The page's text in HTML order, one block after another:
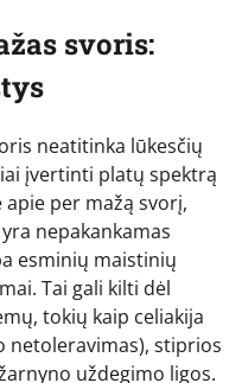
svoris:
neatitinka lūkesčių
įvertinti platų spektrą
per mažą svorį,
nepakankamas
esminių maistinių
Tai gali kilti dėl
tokių kaip celiakija
netoleravimas), stiprios
uždegimo ligos.